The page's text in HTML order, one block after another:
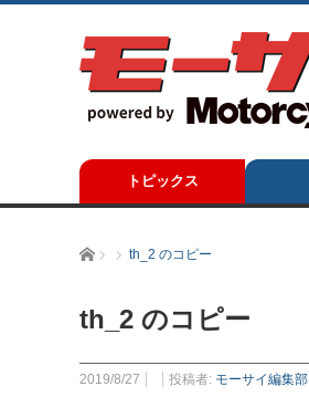
トピックス
ホーム th_2 のコピー
th_2 のコピー
2019/8/27 投稿者: モーサイ編集部